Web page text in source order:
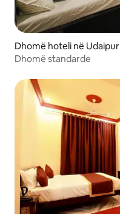
Dhomë hoteli në Udaipur
Dhomë standarde